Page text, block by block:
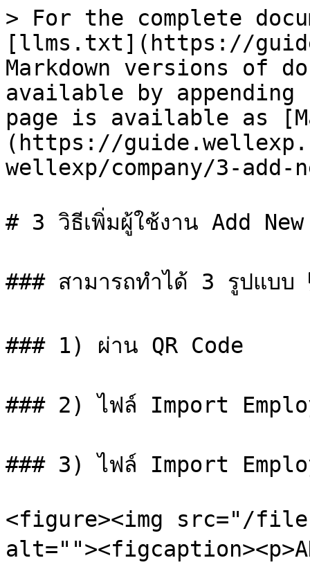
> For the complete
[llms.txt](https://
Markdown versions of
available by
page is available as
(https://
wellexp/company/3-add-
# 3 วิธีเพิ่มผู้ใช้งาน Add
### สามารถทำได้ 3 รูปแบบ
### 1) ผ่าน QR Code
### 2) ไฟล์ Import
### 3) ไฟล์ Import
<figure><img src="/files/